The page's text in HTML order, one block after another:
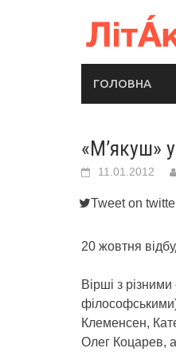
ГОЛОВНА
«М’якуш»
11.01.2012
Tweet on
20 жовтня
Вірші з
Клеменсен,
Олег Коцарев,